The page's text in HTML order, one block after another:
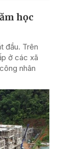
học
đầu. Trên
ở các xã
nhân